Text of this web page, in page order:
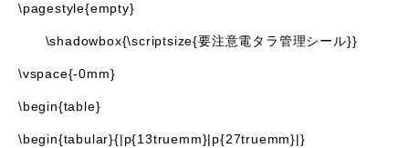
\pagestyle{empty}
\shadowbox{\scriptsize{要注意電タラ管理シール}}
\vspace{-0mm}
\begin{table}
\begin{tabular}{|p{13truemm}|p{27truemm}|}